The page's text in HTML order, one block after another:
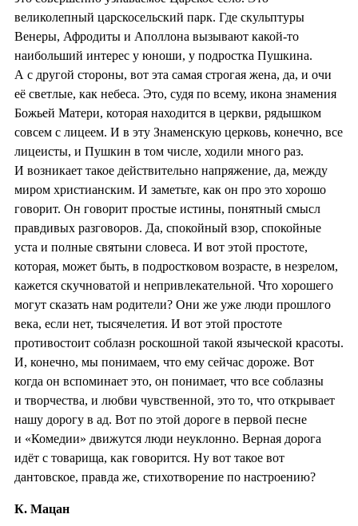
великолепный царскосельский парк. Где скульптуры
Венеры, Афродиты и Аполлона вызывают какой-то
наибольший интерес у юноши, у подростка Пушкина.
А с другой стороны, вот эта самая строгая жена, да, и очи
её светлые, как небеса. Это, судя по всему, икона знамения
Божьей Матери, которая находится в церкви, рядышком
совсем с лицеем. И в эту Знаменскую церковь, конечно, все
лицеисты, и Пушкин в том числе, ходили много раз.
И возникает такое действительно напряжение, да, между
миром христианским. И заметьте, как он про это хорошо
говорит. Он говорит простые истины, понятный смысл
правдивых разговоров. Да, спокойный взор, спокойные
уста и полные святыни словеса. И вот этой простоте,
которая, может быть, в подростковом возрасте, в незрелом,
кажется скучноватой и непривлекательной. Что хорошего
могут сказать нам родители? Они же уже люди прошлого
века, если нет, тысячелетия. И вот этой простоте
противостоит соблазн роскошной такой языческой красоты.
И, конечно, мы понимаем, что ему сейчас дороже. Вот
когда он вспоминает это, он понимает, что все соблазны
и творчества, и любви чувственной, это то, что открывает
нашу дорогу в ад. Вот по этой дороге в первой песне
и «Комедии» движутся люди неуклонно. Верная дорога
идёт с товарища, как говорится. Ну вот такое вот
дантовское, правда же, стихотворение по настроению?
К. Мацан